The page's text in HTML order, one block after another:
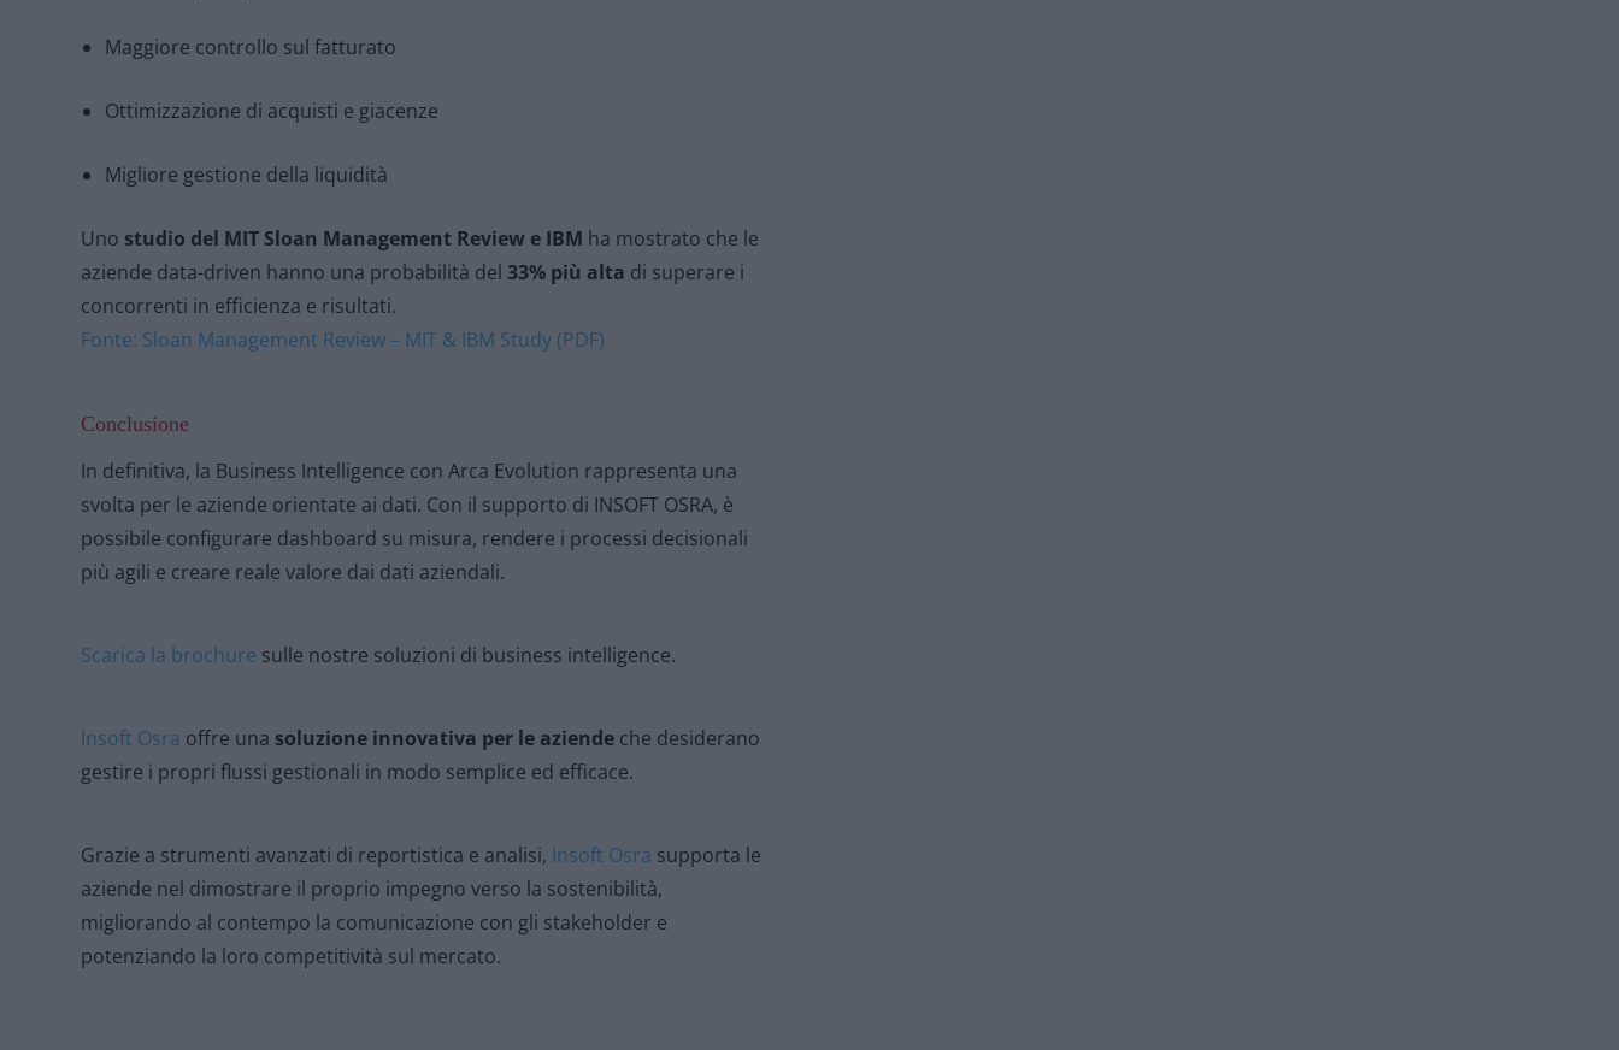
Maggiore controllo sul fatturato
Ottimizzazione di acquisti e giacenze
Migliore gestione della liquidità
Uno studio del MIT Sloan Management Review e IBM ha mostrato che le
aziende data-driven hanno una probabilità del33% più alta di superare i
concorrenti in efficienza e risultati.
Fonte: Sloan Management Review – MIT & IBM Study (PDF)
Conclusione
In definitiva, la Business Intelligence con Arca Evolution rappresenta una
svolta per le aziende orientate ai dati. Con il supporto di INSOFT OSRA, è
possibile configurare dashboard su misura, rendere i processi decisionali
più agili e creare reale valore dai dati aziendali.
Scarica la brochure sulle nostre soluzioni di business intelligence.
Insoft Osra offre una soluzione innovativa per le aziende che desiderano
gestire i propri flussi gestionali in modo semplice ed efficace.
Grazie a strumenti avanzati di reportistica e analisi, Insoft Osra supporta le
aziende nel dimostrare il proprio impegno verso la sostenibilità,
migliorando al contempo la comunicazione con gli stakeholder e
potenziando la loro competitività sul mercato.